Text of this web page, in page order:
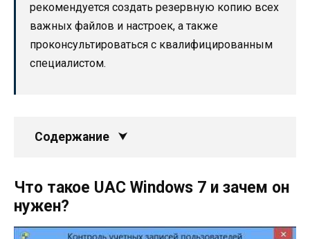
рекомендуется создать резервную копию всех
важных файлов и настроек, а также
проконсультироваться с квалифицированным
специалистом.
Содержание
Что такое UAC Windows 7 и зачем он
нужен?